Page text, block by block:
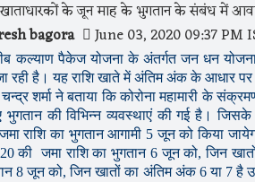
bagora June 03, 2020 09:37 PM
कल्याण पैकेज योजना के अंतर्गत जन धन
रही है। यह राशि खाते में अंतिम अंक के आधार
शर्मा ने बताया कि कोरोना महामारी के
भुगतान की विभिन्न व्यवस्थाएं की गई है।
राशि का भुगतान आगामी 5 जून को किया
की जमा राशि का भुगतान 6 जून को, जिन
8 जून को, जिन खातों का अंतिम अंक 6 या 7 है